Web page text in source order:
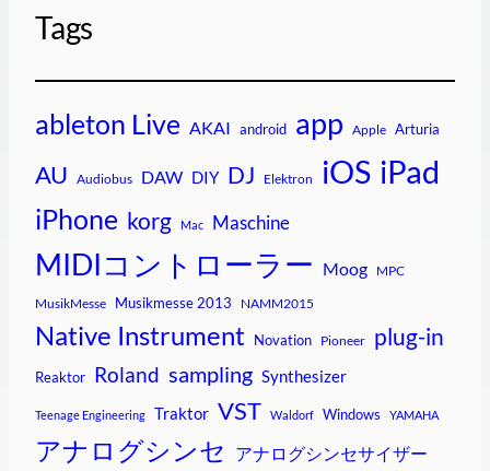
Tags
ableton Live AKAI android app Apple Arturia
AU Audiobus DAW DIY DJ Elektron iOS iPad
iPhone korg Mac Maschine
MIDIコントローラー Moog MPC
MusikMesse Musikmesse 2013 NAMM2015
Native Instrument Novation Pioneer plug-in
Reaktor Roland sampling Synthesizer
Teenage Engineering Traktor VST Waldorf Windows YAMAHA
アナログシンセ アナログシンセサイザー